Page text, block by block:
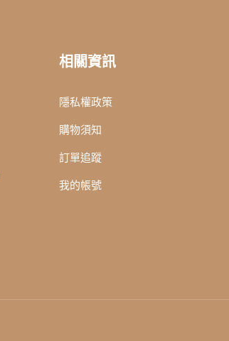
相關資訊
隱私權政策
購物須知
訂單追蹤
我的帳號